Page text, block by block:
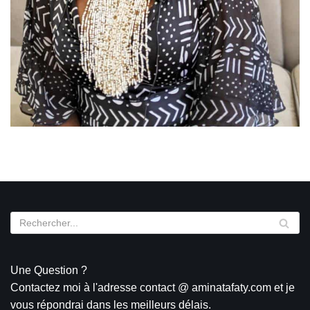
Une Question ?
Contactez moi à l'adresse contact @ aminatafaty.com et je
vous répondrai dans les meilleurs délais.